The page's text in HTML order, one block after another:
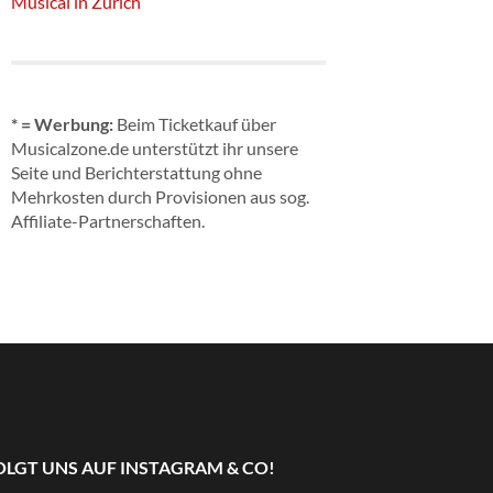
* = Werbung: Beim Ticketkauf über
Musicalzone.de unterstützt ihr unsere
Seite und Berichterstattung ohne
Mehrkosten durch Provisionen aus sog.
Affiliate-Partnerschaften.
UNS AUF INSTAGRAM & CO!